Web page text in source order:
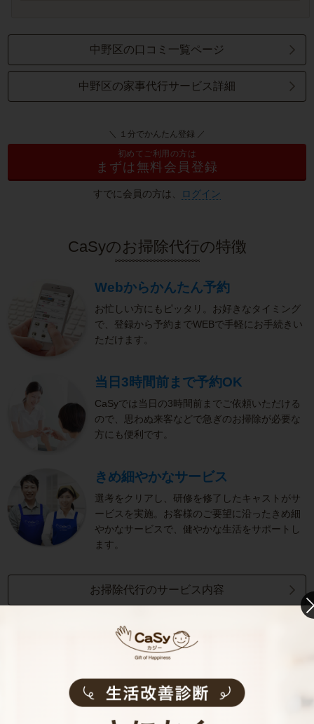
中野区の口コミ一覧ページ
中野区の家事代行サービス詳細
＼ １分でかんたん登録 ／
初めてご利用の方は
まずは無料会員登録
すでに会員の方は、 ログイン
CaSyのお掃除代行の特徴
Webからかんたん予約
お忙しい方にもピッタリ。お好きなタイミング
で、登録から予約までWEBで手軽にお手続きい
ただけます。
当日3時間前まで予約OK
CaSyでは当日の3時間前までご依頼いただける
ので、思わぬ来客などで急ぎのお掃除が必要な
方にも便利です。
きめ細やかなサービス
選考をクリアし、研修を修了したキャストがサ
ービスを実施。お客様のご要望に沿ったきめ細
やかなサービスで、健やかな生活をサポートし
ます。
お掃除代行のサービス内容
お掃除代行のサービス料金
ご利用者インタビュー